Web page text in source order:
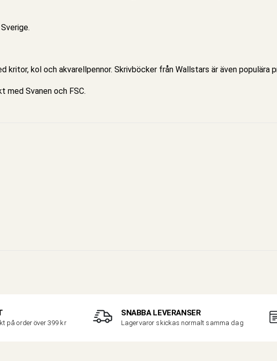
kol och akvarellpennor. Skrivböcker från Wallstars är även populära
med Svanen och FSC.
på order över 399 kr
SNABBA LEVERANSER
Lagervaror skickas normalt samma dag